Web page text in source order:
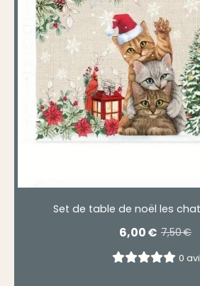
Set de table de noël les
6,00€ 7,50€
0